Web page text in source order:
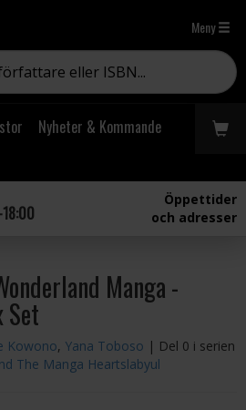
Meny
Nyheter & Kommande
Öppettider
och adresser
Manga -
Set
Kowono, Yana Toboso | Del 0 i serien
The Manga Heartslabyul